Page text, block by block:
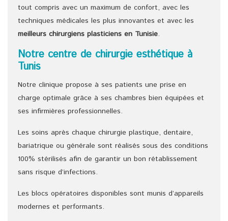
tout compris avec un maximum de confort, avec les
techniques médicales les plus innovantes et avec les
meilleurs chirurgiens plasticiens en Tunisie.
Notre centre de chirurgie esthétique à
Tunis
Notre clinique propose à ses patients une prise en
charge optimale grâce à ses chambres bien équipées et
ses infirmières professionnelles.
Les soins après chaque chirurgie plastique, dentaire,
bariatrique ou générale sont réalisés sous des conditions
100% stérilisés afin de garantir un bon rétablissement
sans risque d’infections.
Les blocs opératoires disponibles sont munis d’appareils
modernes et performants.